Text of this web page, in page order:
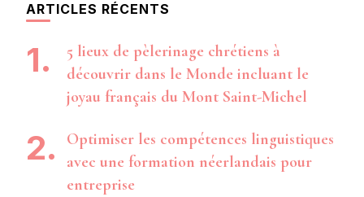
ARTICLES RÉCENTS
5 lieux de pèlerinage chrétiens à
découvrir dans le Monde incluant le
joyau français du Mont Saint-Michel
Optimiser les compétences linguistiques
avec une formation néerlandais pour
entreprise